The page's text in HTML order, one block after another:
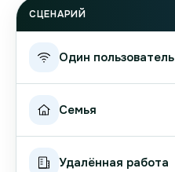
СЦЕНАРИЙ
Один пользователь
Семья
Удалённая работа